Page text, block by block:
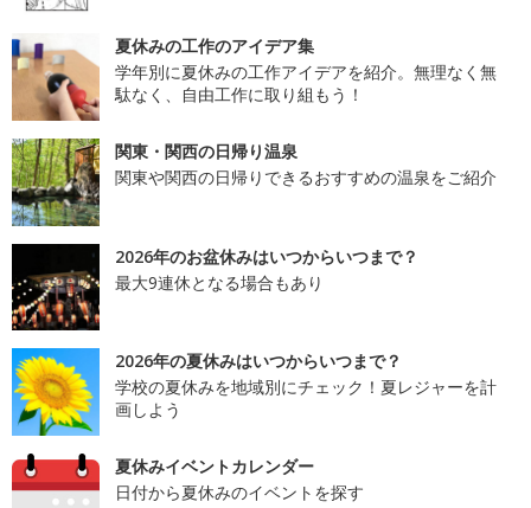
夏休みの工作のアイデア集
学年別に夏休みの工作アイデアを紹介。無理なく無
駄なく、自由工作に取り組もう！
関東・関西の日帰り温泉
関東や関西の日帰りできるおすすめの温泉をご紹介
2026年のお盆休みはいつからいつまで？
最大9連休となる場合もあり
2026年の夏休みはいつからいつまで？
学校の夏休みを地域別にチェック！夏レジャーを計
画しよう
夏休みイベントカレンダー
日付から夏休みのイベントを探す